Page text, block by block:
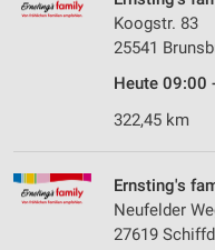
Koogstr. 83
25541
Heute 09:00
322,45 km
Ernsting's
Neufelder
27619